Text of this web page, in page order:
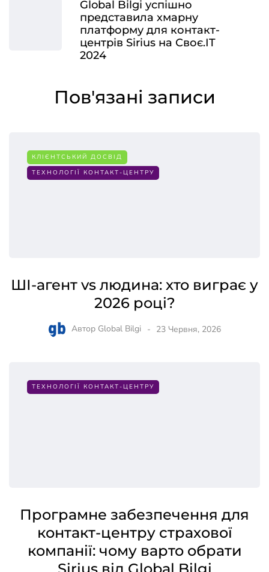
Global Bilgi успішно
представила хмарну
платформу для контакт-
центрів Sirius на Своє.IT
2024
Пов'язані записи
КЛІЄНТСЬКИЙ ДОСВІД
ТЕХНОЛОГІЇ КОНТАКТ-ЦЕНТРУ
ШІ-агент vs людина: хто виграє у
2026 році?
Автор Global Bilgi 23 Червня, 2026
ТЕХНОЛОГІЇ КОНТАКТ-ЦЕНТРУ
Програмне забезпечення для
контакт-центру страхової
компанії: чому варто обрати